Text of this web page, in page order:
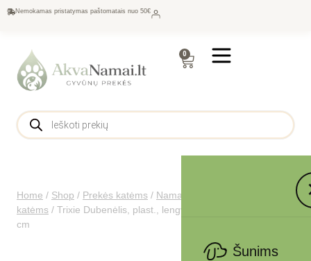
Nemokamas pristatymas paštomatais nuo 50€
0
Šunims
Home / Shop / Prekės katėms / Namams katėms
katėms / Trixie Dubenėlis, plast., lengvas, įv. spalvų 0.25 l, ø 10
cm